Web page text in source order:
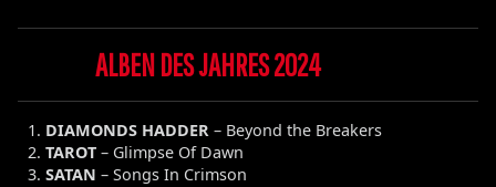
ALBEN DES JAHRES 2024
DIAMONDS HADDER – Beyond the Breakers
TAROT – Glimpse Of Dawn
SATAN – Songs In Crimson